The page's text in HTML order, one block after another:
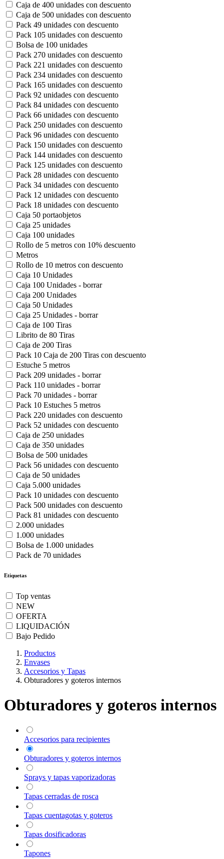
Caja de 400 unidades con descuento
Caja de 500 unidades con descuento
Pack 49 unidades con descuento
Pack 105 unidades con descuento
Bolsa de 100 unidades
Pack 270 unidades con descuento
Pack 221 unidades con descuento
Pack 234 unidades con descuento
Pack 165 unidades con descuento
Pack 92 unidades con descuento
Pack 84 unidades con descuento
Pack 66 unidades con descuento
Pack 250 unidades con descuento
Pack 96 unidades con descuento
Pack 150 unidades con descuento
Pack 144 unidades con descuento
Pack 125 unidades con descuento
Pack 28 unidades con descuento
Pack 34 unidades con descuento
Pack 12 unidades con descuento
Pack 18 unidades con descuento
Caja 50 portaobjetos
Caja 25 unidades
Caja 100 unidades
Rollo de 5 metros con 10% descuento
Metros
Rollo de 10 metros con descuento
Caja 10 Unidades
Caja 100 Unidades - borrar
Caja 200 Unidades
Caja 50 Unidades
Caja 25 Unidades - borrar
Caja de 100 Tiras
Librito de 80 Tiras
Caja de 200 Tiras
Pack 10 Caja de 200 Tiras con descuento
Estuche 5 metros
Pack 209 unidades - borrar
Pack 110 unidades - borrar
Pack 70 unidades - borrar
Pack 10 Estuches 5 metros
Pack 220 unidades con descuento
Pack 52 unidades con descuento
Caja de 250 unidades
Caja de 350 unidades
Bolsa de 500 unidades
Pack 56 unidades con descuento
Caja de 50 unidades
Caja 5.000 unidades
Pack 10 unidades con descuento
Pack 500 unidades con descuento
Pack 81 unidades con descuento
2.000 unidades
1.000 unidades
Bolsa de 1.000 unidades
Pack de 70 unidades
Etiquetas
Top ventas
NEW
OFERTA
LIQUIDACIÓN
Bajo Pedido
Productos
Envases
Accesorios y Tapas
Obturadores y goteros internos
Obturadores y goteros internos
Accesorios para recipientes
Obturadores y goteros internos
Sprays y tapas vaporizadoras
Tapas cerradas de rosca
Tapas cuentagotas y goteros
Tapas dosificadoras
Tapones